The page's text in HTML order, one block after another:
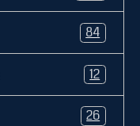
84
12
26